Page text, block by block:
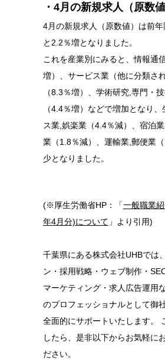
・4月の新規求人（原数値
4月の新規求人（原数値）は前
と2.2％増となりました。
これを産業別にみると、情報通
増）、サービス業（他に分類さ
（8.3％増）、学術研究,専門・
（4.4％増）などで増加となり
ス業,娯楽業（4.4％減）、宿泊
業（1.8％減）、運輸業,郵便業
少となりました。
(※厚生労働省HP：「一般職業
年4月分)について 」より引用)
千葉県にある株式会社UHBでは
ン・採用戦略・ウェブ制作・
マーケティング・求人広告運用
のプロフェッショナルとして御
全面的にサポートいたします。
したら、是非以下からお気軽に
ださい。